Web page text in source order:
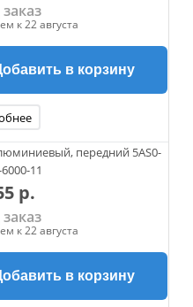
к 22 августа
в корзину
передний 5AS0-
11
р.
к 22 августа
в корзину